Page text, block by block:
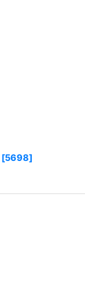
[5698]